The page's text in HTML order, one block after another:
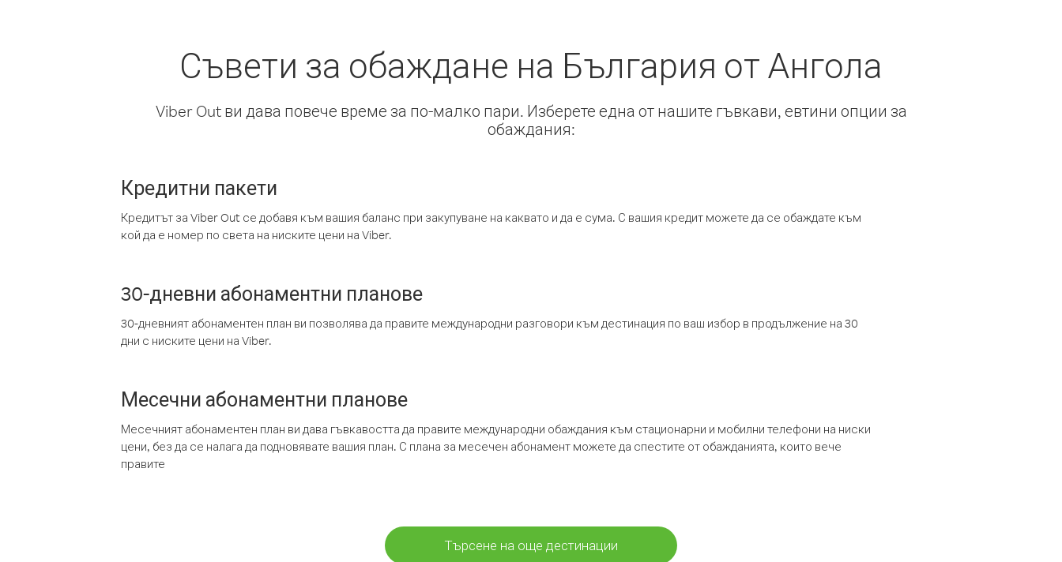
Съвети за обаждане на България от Ангола
Viber Out ви дава повече време за по-малко пари. Изберете една от нашите гъвкави, евтини опции за
обаждания:
Кредитни пакети
Кредитът за Viber Out се добавя към вашия баланс при закупуване на каквато и да е сума. С вашия кредит можете да се обаждате към
кой да е номер по света на ниските цени на Viber.
30-дневни абонаментни планове
30-дневният абонаментен план ви позволява да правите международни разговори към дестинация по ваш избор в продължение на 30
дни с ниските цени на Viber.
Месечни абонаментни планове
Месечният абонаментен план ви дава гъвкавостта да правите международни обаждания към стационарни и мобилни телефони на ниски
цени, без да се налага да подновявате вашия план. С плана за месечен абонамент можете да спестите от обажданията, които вече
правите
Търсене на още дестинации